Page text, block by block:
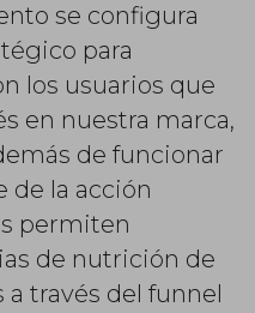
se configura
para
los usuarios que
en nuestra marca,
de funcionar
de la acción
permiten
de nutrición de
a través del funnel